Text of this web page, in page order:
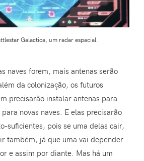
Galactica, um radar espacial.
naves forem, mais antenas serão
da colonização, os futuros
precisarão instalar antenas para
novas naves. E elas precisarão
suficientes, pois se uma delas cair,
também, já que uma vai depender
e assim por diante. Mas há um